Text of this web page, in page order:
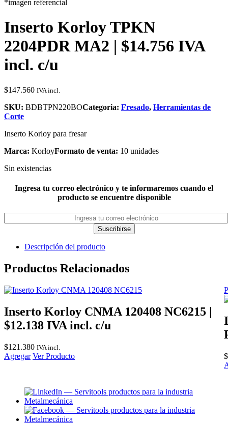
*imagen referencial
Inserto Korloy TPKN
2204PDR MA2 | $14.756 IVA
incl. c/u
$147.560 IVA incl.
SKU: BDBTPN220BOCategoria: Fresado, Herramientas de
Corte
Inserto Korloy para fresar
Marca: KorloyFormato de venta: 10 unidades
Sin existencias
Ingresa tu correo electrónico y te informaremos cuando el
producto se encuentre disponible
Suscribirse
Descripción del producto
Productos Relacionados
Inserto Korloy CNMA 120408 NC6215 |
$12.138 IVA incl. c/u
$121.380 IVA incl.
Agregar Ver Producto
$